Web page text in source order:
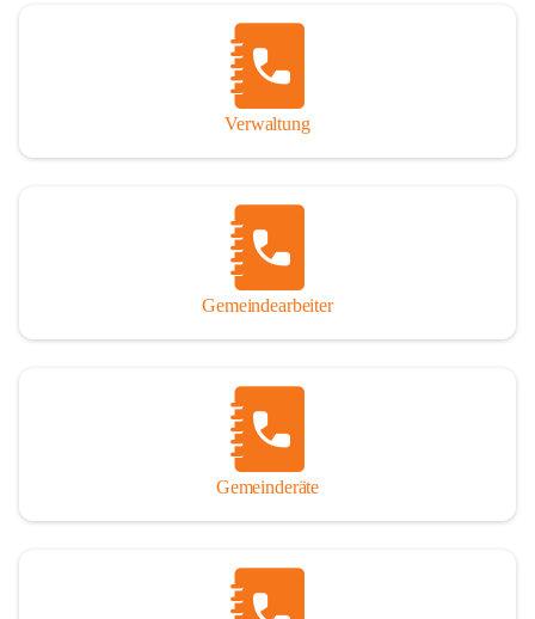
Verwaltung
Gemeindearbeiter
Gemeinderäte